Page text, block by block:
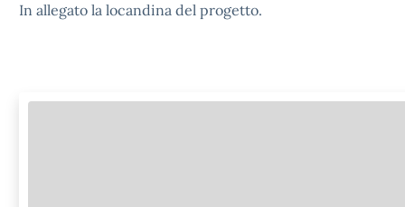
In allegato la locandina del progetto.